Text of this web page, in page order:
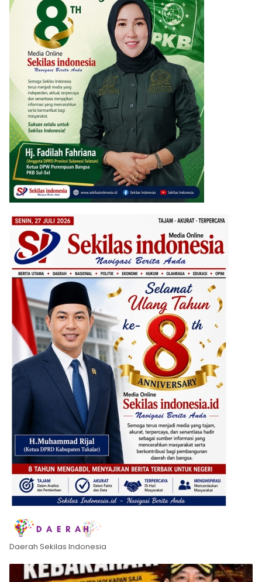
Daerah Sekilas Indonesia